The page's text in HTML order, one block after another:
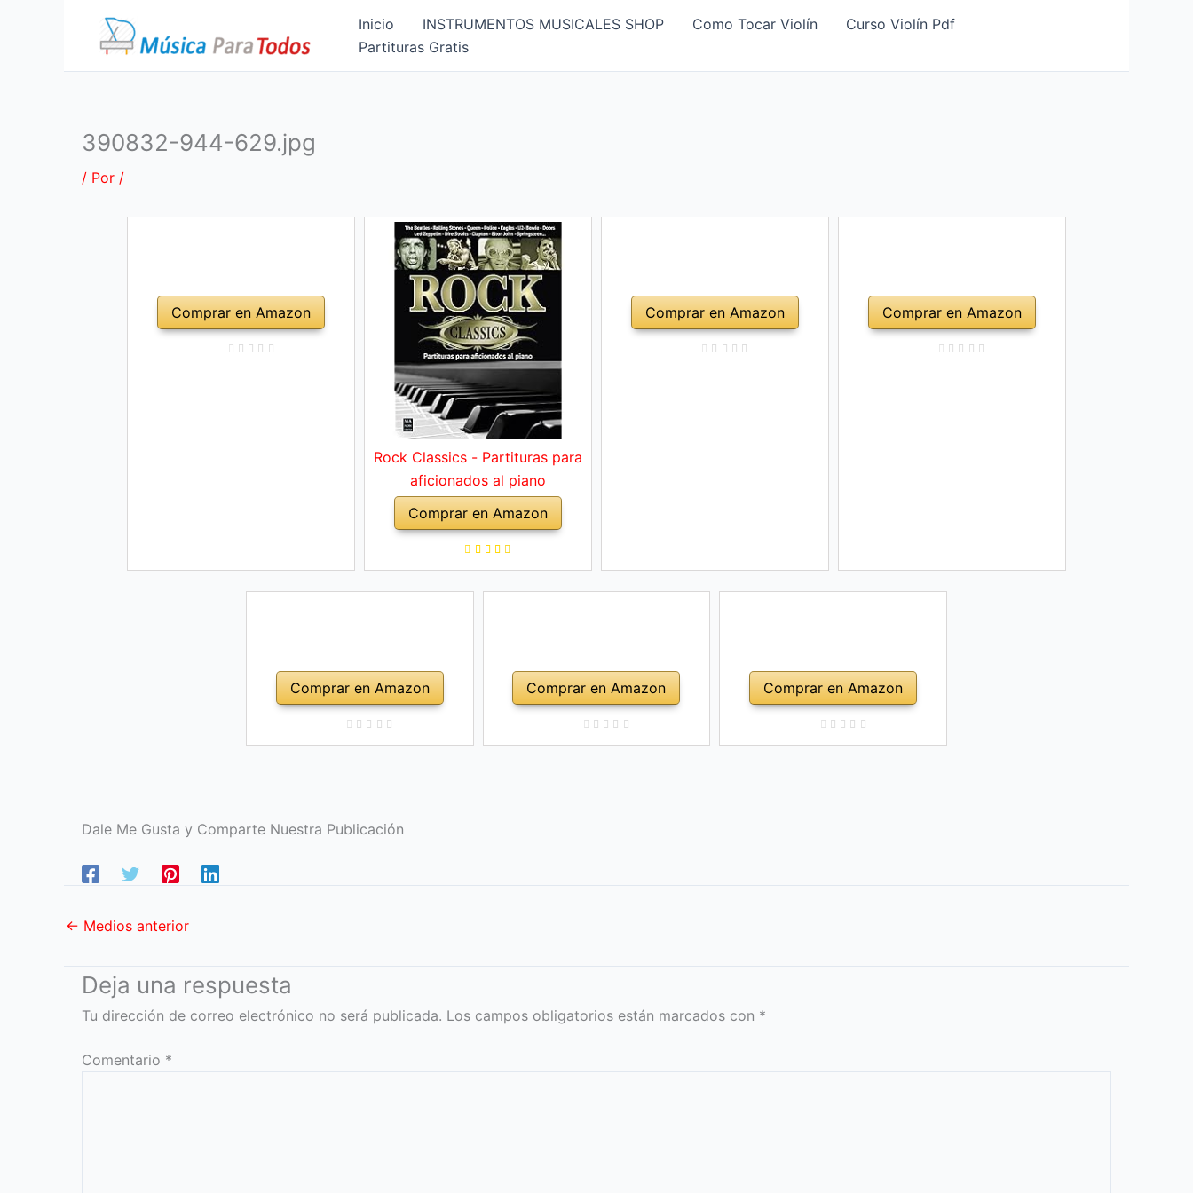
Inicio INSTRUMENTOS MUSICALES SHOP Como Tocar Violín
Curso Violín Pdf
Partituras Gratis
390832-944-629.jpg
/ Por /
Comprar en Amazon
Rock Classics - Partituras para
aficionados al piano
Comprar en Amazon
Comprar en Amazon Comprar en Amazon
Comprar en Amazon Comprar en Amazon Comprar en Amazon
Dale Me Gusta y Comparte Nuestra Publicación
← Medios anterior
Deja una respuesta
Tu dirección de correo electrónico no será publicada. Los campos obligatorios están marcados con *
Comentario *